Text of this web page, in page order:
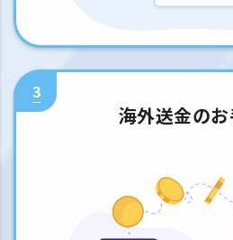
3
海外送金の